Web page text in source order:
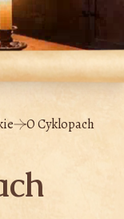
O Cyklopach